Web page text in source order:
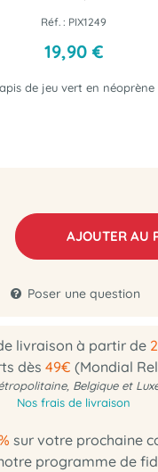
Réf. : PIX1249
19,90 €
de jeu vert en néoprène
AJOUTER AU
Poser une question
livraison à partir de
dès 49€ (Mondial
Belgique et
Nos frais de livraison
sur votre prochaine
programme de